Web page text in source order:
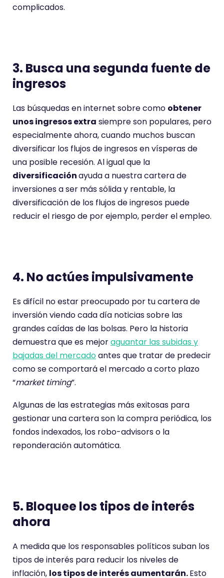
complicados.
3. Busca una segunda fuente de
ingresos
Las búsquedas en internet sobre como obtener
unos ingresos extra siempre son populares, pero
especialmente ahora, cuando muchos buscan
diversificar los flujos de ingresos en vísperas de
una posible recesión. Al igual que la
diversificaciónayuda a nuestra cartera de
inversiones a ser más sólida y rentable, la
diversificación de los flujos de ingresos puede
reducir el riesgo de por ejemplo, perder el empleo.
4. No actúes impulsivamente
Es difícil no estar preocupado por tu cartera de
inversión viendo cada día noticias sobre las
grandes caídas de las bolsas. Pero la historia
demuestra que es mejoraguantar las subidas y
bajadas del mercadoantes que tratar de predecir
como se comportará el mercado a corto plazo
“market timing”.
Algunas de las estrategias más exitosas para
gestionar una cartera son la compra periódica, los
fondos indexados, los robo-advisors o la
reponderación automática.
5. Bloquee los tipos de interés
ahora
A medida que los responsables políticos suban los
tipos de interés para reducir los niveles de
inflación, los tipos de interés aumentarán.Esto